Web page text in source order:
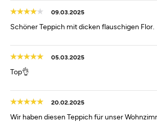
09.03.2025
Schöner Teppich mit dicken flauschigen Flor.
05.03.2025
Top👌
20.02.2025
Wir haben diesen Teppich für unser